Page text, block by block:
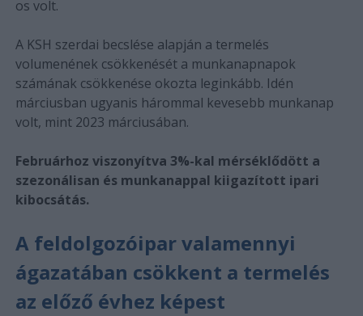
os volt.
A KSH szerdai becslése alapján a termelés
volumenének csökkenését a munkanapnapok
számának csökkenése okozta leginkább. Idén
márciusban ugyanis hárommal kevesebb munkanap
volt, mint 2023 márciusában.
Februárhoz viszonyítva 3%-kal mérséklődött a
szezonálisan és munkanappal kiigazított ipari
kibocsátás.
A feldolgozóipar valamennyi
ágazatában csökkent a termelés
az előző évhez képest